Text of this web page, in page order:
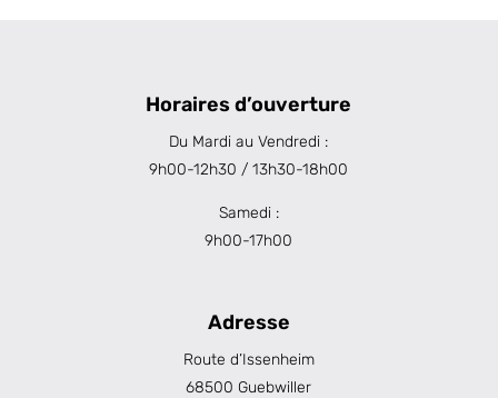
Horaires d’ouverture
Du Mardi au Vendredi :
9h00-12h30 / 13h30-18h00
Samedi :
9h00-17h00
Adresse
Route d’Issenheim
68500 Guebwiller